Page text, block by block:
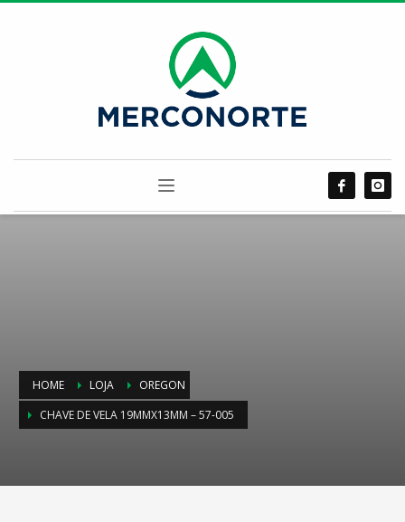
HOME LOJA
OREGON
CHAVE DE VELA 19MMX13MM – 57-005